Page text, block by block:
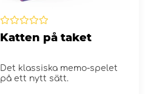
Katten på taket
Det klassiska memo-spelet
på ett nytt sätt.